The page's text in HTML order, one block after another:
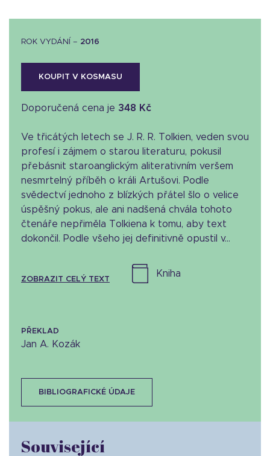
ROK VYDÁNÍ – 2016
KOUPIT V KOSMASU
Doporučená cena je 348 Kč
Ve třicátých letech se J. R. R. Tolkien, veden svou
profesí i zájmem o starou literaturu, pokusil
přebásnit staroanglickým aliterativním veršem
nesmrtelný příběh o králi Artušovi. Podle
svědectví jednoho z blízkých přátel šlo o velice
úspěšný pokus, ale ani nadšená chvála tohoto
čtenáře nepřiměla Tolkiena k tomu, aby text
dokončil. Podle všeho jej definitivně opustil v...
ZOBRAZIT CELÝ TEXT
kniha
PŘEKLAD
Jan A. Kozák
BIBLIOGRAFICKÉ ÚDAJE
Související